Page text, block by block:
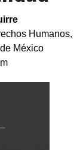
Humanos,
México